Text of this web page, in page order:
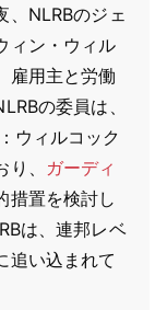
、NLRBのジェ
ィン・ウィル
雇用主と労働
の委員は、
ウィルコック
、
ガーディ
措置を検討し
は、連邦レベ
追い込まれて